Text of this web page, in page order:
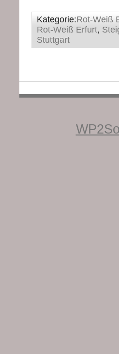
Kategorie:Rot-Weiß
Rot-Weiß Erfurt,
Stuttgart